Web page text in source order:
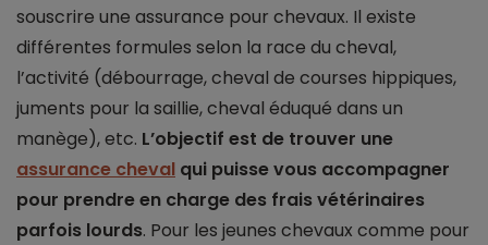
souscrire une assurance pour chevaux. Il existe
différentes formules selon la race du cheval,
l’activité (débourrage, cheval de courses hippiques,
juments pour la saillie, cheval éduqué dans un
manège), etc. L’objectif est de trouver une
assurance cheval qui puisse vous accompagner
pour prendre en charge des frais vétérinaires
parfois lourds. Pour les jeunes chevaux comme pour